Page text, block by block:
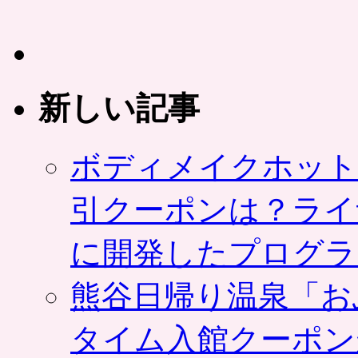
新しい記事
ボディメイクホッ
引クーポンは？ラ
に開発したプログ
熊谷日帰り温泉「
タイム入館クーポ